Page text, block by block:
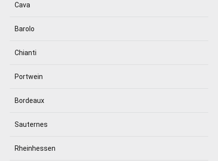
Cava
Barolo
Chianti
Portwein
Bordeaux
Sauternes
Rheinhessen